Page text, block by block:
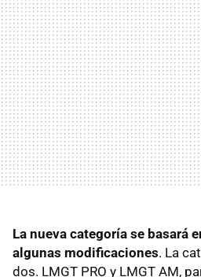
La nueva categoría se basará
algunas modificaciones. La
dos. LMGT PRO y LMGT AM,